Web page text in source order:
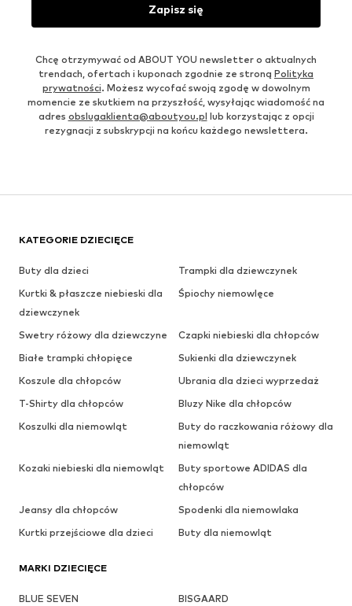
Zapisz się
Chcę otrzymywać od ABOUT YOU newsletter o aktualnych
trendach, ofertach i kuponach zgodnie ze stroną Polityka
prywatności. Możesz wycofać swoją zgodę w dowolnym
momencie ze skutkiem na przyszłość, wysyłając wiadomość na
adres obslugaklienta@aboutyou.pl lub korzystając z opcji
rezygnacji z subskrypcji na końcu każdego newslettera.
KATEGORIE DZIECIĘCE
Buty dla dzieci
Trampki dla dziewczynek
Kurtki & płaszcze niebieski dla
dziewczynek
Śpiochy niemowlęce
Swetry różowy dla dziewczyne
Czapki niebieski dla chłopców
Białe trampki chłopięce
Sukienki dla dziewczynek
Koszule dla chłopców
Ubrania dla dzieci wyprzedaż
T-Shirty dla chłopców
Bluzy Nike dla chłopców
Koszulki dla niemowląt
Buty do raczkowania różowy dla
niemowląt
Kozaki niebieski dla niemowląt
Buty sportowe ADIDAS dla
chłopców
Jeansy dla chłopców
Spodenki dla niemowlaka
Kurtki przejściowe dla dzieci
Buty dla niemowląt
MARKI DZIECIĘCE
BLUE SEVEN
BISGAARD